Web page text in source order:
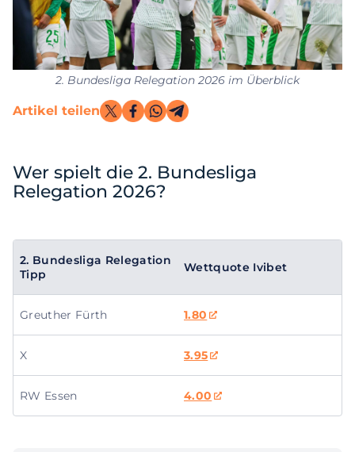
2. Bundesliga Relegation 2026 im Überblick
Artikel teilen
Wer spielt die 2. Bundesliga
Relegation 2026?
2. Bundesliga Relegation
Tipp
Wettquote Ivibet
Greuther Fürth 1.80
X 3.95
RW Essen 4.00